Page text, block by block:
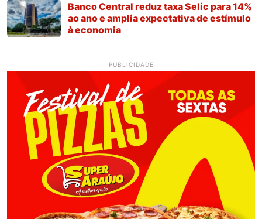
Banco Central reduz taxa Selic para 14%
ao ano e amplia expectativa de estímulo
à economia
PUBLICIDADE